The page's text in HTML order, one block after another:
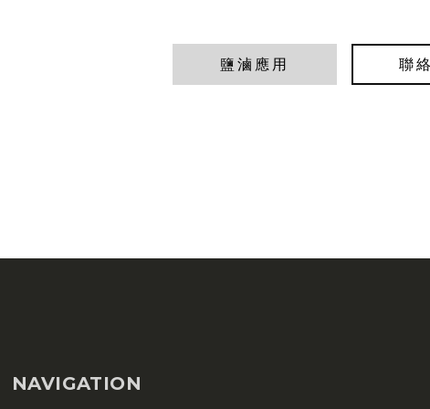
鹽滷應用 聯
NAVIGATION